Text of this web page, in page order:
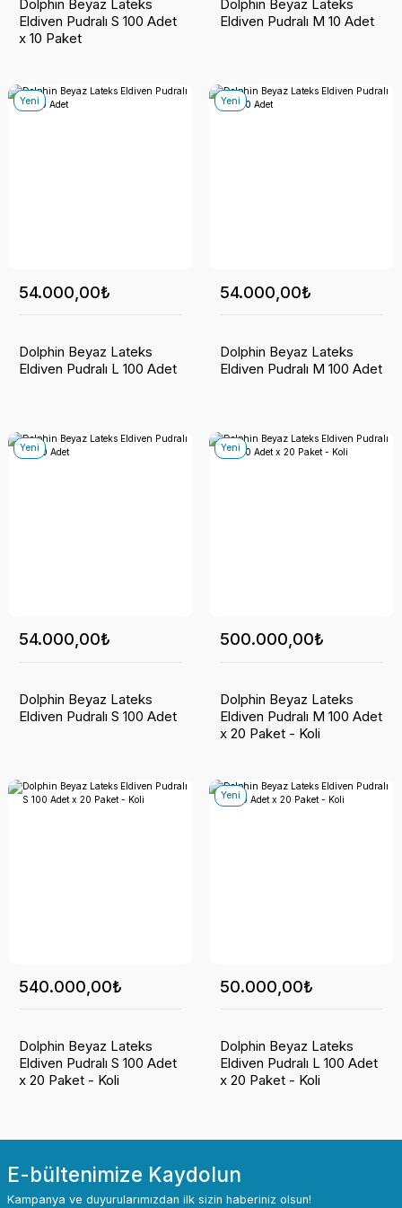
Dolphin Beyaz Lateks
Eldiven Pudralı S 100 Adet
x 10 Paket
Dolphin Beyaz Lateks
Eldiven Pudralı M 10 Adet
Yeni
54.000,00₺
Dolphin Beyaz Lateks
Eldiven Pudralı L 100 Adet
Yeni
54.000,00₺
Dolphin Beyaz Lateks
Eldiven Pudralı M 100 Adet
Yeni
54.000,00₺
Dolphin Beyaz Lateks
Eldiven Pudralı S 100 Adet
Yeni
500.000,00₺
Dolphin Beyaz Lateks
Eldiven Pudralı M 100 Adet
x 20 Paket - Koli
540.000,00₺
Dolphin Beyaz Lateks
Eldiven Pudralı S 100 Adet
x 20 Paket - Koli
Yeni
50.000,00₺
Dolphin Beyaz Lateks
Eldiven Pudralı L 100 Adet
x 20 Paket - Koli
E-bültenimize Kaydolun
Kampanya ve duyurularımızdan ilk sizin haberiniz olsun!